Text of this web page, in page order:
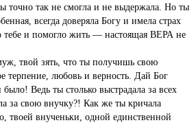
точно так не смогла и не выдержала. Но ты
всегда доверяла Богу и имела страх
и помогло жить — настоящая ВЕРА не
твой зять, что ты получишь свою
терпение, любовь и верность. Дай Бог
Ведь ты столько выстрадала за всех
за свою внучку?! Как же ты кричала
твоей внученьки, одной единственной